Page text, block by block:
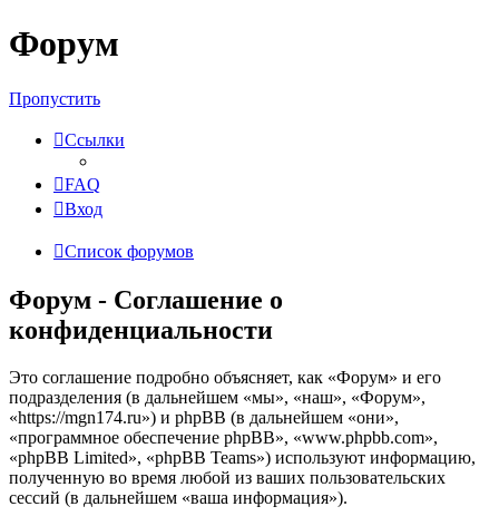
Форум
Пропустить
Ссылки
FAQ
Вход
Список форумов
Форум - Соглашение о
конфиденциальности
Это соглашение подробно объясняет, как «Форум» и его
подразделения (в дальнейшем «мы», «наш», «Форум»,
«https://mgn174.ru») и phpBB (в дальнейшем «они»,
«программное обеспечение phpBB», «www.phpbb.com»,
«phpBB Limited», «phpBB Teams») используют информацию,
полученную во время любой из ваших пользовательских
сессий (в дальнейшем «ваша информация»).